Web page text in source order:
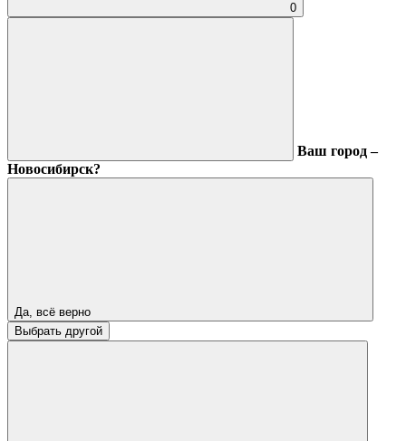
0
Ваш город –
Новосибирск?
Да, всё верно
Выбрать другой